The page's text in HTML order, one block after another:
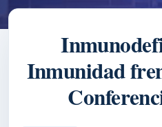
Inmunidad